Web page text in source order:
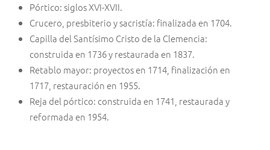
Pórtico: siglos XVI-XVII.
Crucero, presbiterio y sacristía: finalizada en 1704.
Capilla del Santísimo Cristo de la Clemencia:
construida en 1736 y restaurada en 1837.
Retablo mayor: proyectos en 1714, finalización en
1717, restauración en 1955.
Reja del pórtico: construida en 1741, restaurada y
reformada en 1954.